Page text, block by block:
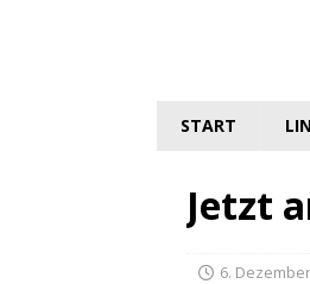
START
Jetzt
6.